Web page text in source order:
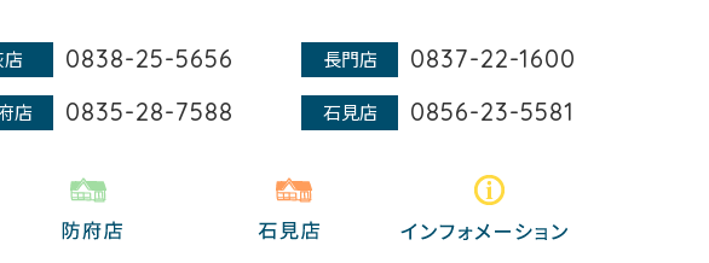
0838-25-5656 長門店 0837-22-1600
店 0835-28-7588 石見店 0856-23-5581